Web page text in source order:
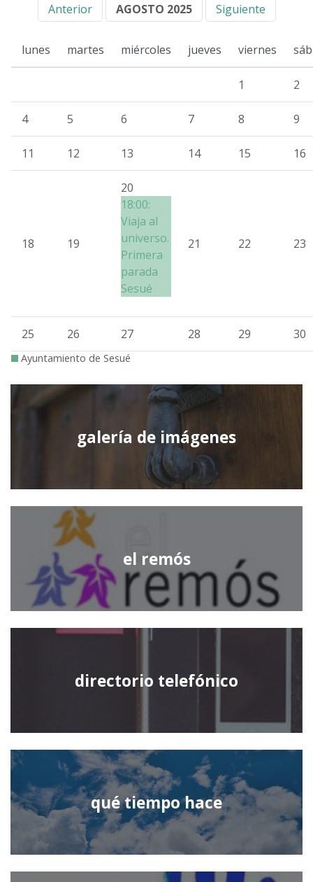
Anterior AGOSTO 2025 Siguiente
lunes martes miércoles jueves viernes
1 2
4 5 6 7 8 9
11 12 13 14 15 16
18 19
20
18:00:
Viaja al
universo.
Primera
parada
Sesué
21 22 23
25 26 27 28 29 30
Ayuntamiento de Sesué
galería de imágenes
el remós
directorio telefónico
qué tiempo hace